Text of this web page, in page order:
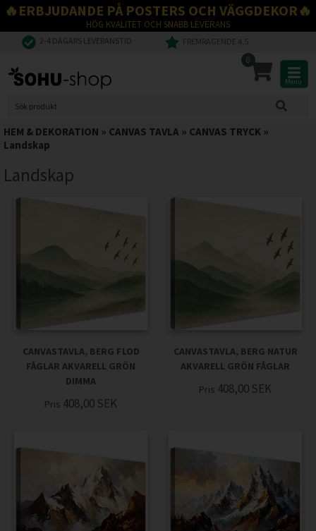
🔥ERBJUDANDE PÅ POSTERS OCH VÄGGDEKOR🔥
HÖG KVALITET OCH SNABB LEVERANS
2-4 DAGARS LEVERANSTID FREMRAGENDE 4,5
0
Menu
HEM & DEKORATION » CANVAS TAVLA » CANVAS TRYCK »
Landskap
Landskap
CANVASTAVLA, BERG FLOD
FÅGLAR AKVARELL GRÖN
DIMMA
Pris 408,00 SEK
CANVASTAVLA, BERG NATUR
AKVARELL GRÖN FÅGLAR
Pris 408,00 SEK